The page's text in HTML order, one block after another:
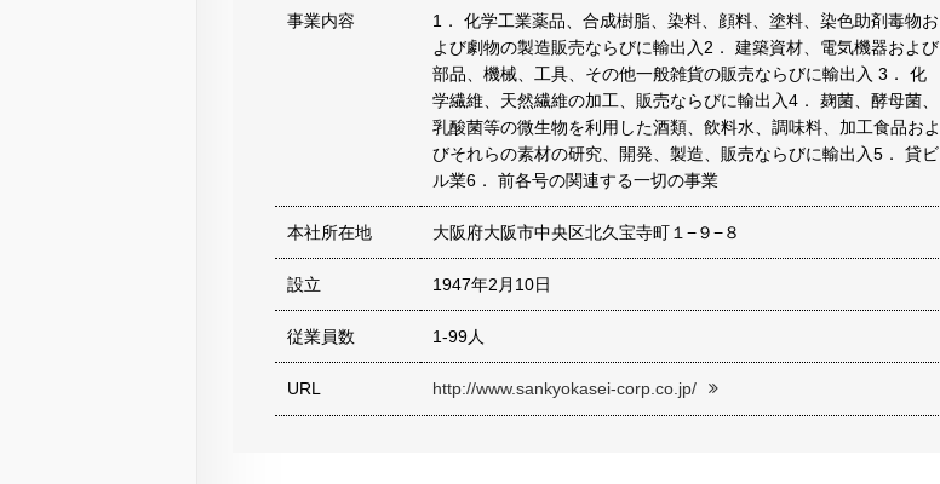
事業内容
1． 化学工業薬品、合成樹脂、染料、顔料、塗料、染色助剤毒物お
よび劇物の製造販売ならびに輸出入2． 建築資材、電気機器および
部品、機械、工具、その他一般雑貨の販売ならびに輸出入 3． 化
学繊維、天然繊維の加工、販売ならびに輸出入4． 麹菌、酵母菌、
乳酸菌等の微生物を利用した酒類、飲料水、調味料、加工食品およ
びそれらの素材の研究、開発、製造、販売ならびに輸出入5． 貸ビ
ル業6． 前各号の関連する一切の事業
本社所在地 大阪府大阪市中央区北久宝寺町１−９−８
設立 1947年2月10日
従業員数 1-99人
URL http://www.sankyokasei-corp.co.jp/